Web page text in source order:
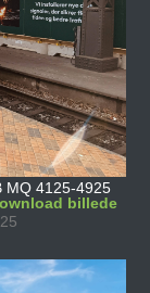
MQ 4125-4925
billede